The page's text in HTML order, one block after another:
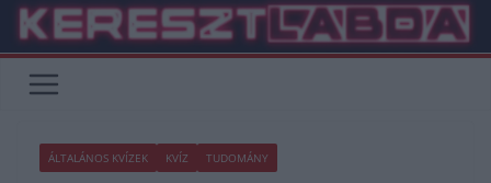
Skip
content
ÁLTALÁNOS KVÍZEK KVÍZ TUDOMÁNY